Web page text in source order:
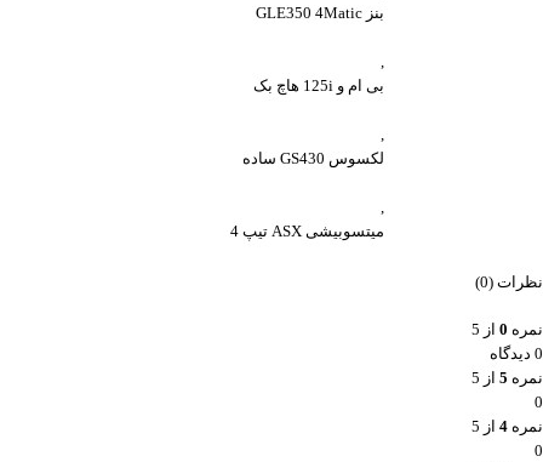
بنز GLE350 4Matic
,
بی ام و 125i هاچ بک
,
لکسوس GS430 ساده
,
میتسوبیشی ASX تیپ 4
نظرات (0)
نمره 0 از 5
0 دیدگاه
نمره 5 از 5
0
نمره 4 از 5
0